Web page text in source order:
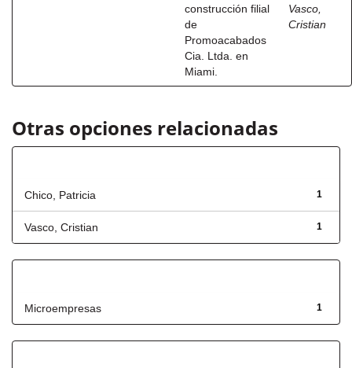
construcción filial
de
Promoacabados
Cia. Ltda. en
Miami.
Vasco,
Cristian
Otras opciones relacionadas
1
Chico, Patricia
1
Vasco, Cristian
1
Microempresas